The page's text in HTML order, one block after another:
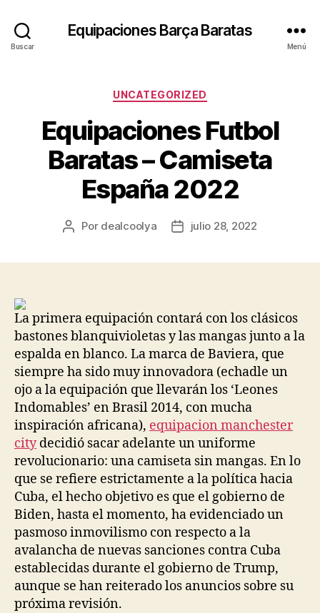
Buscar
Equipaciones Barça Baratas
Menú
Categorías
UNCATEGORIZED
Equipaciones Futbol
Baratas – Camiseta
España 2022
Autor
Por dealcoolya
Fechajulio 28, 2022
La primera equipación contará con los clásicos
bastones blanquivioletas y las mangas junto a la
espalda en blanco. La marca de Baviera, que
siempre ha sido muy innovadora (echadle un
ojo a la equipación que llevarán los ‘Leones
Indomables’ en Brasil 2014, con mucha
inspiración africana), equipacion manchester
citydecidió sacar adelante un uniforme
revolucionario: una camiseta sin mangas. En lo
que se refiere estrictamente a la política hacia
Cuba, el hecho objetivo es que el gobierno de
Biden, hasta el momento, ha evidenciado un
pasmoso inmovilismo con respecto a la
avalancha de nuevas sanciones contra Cuba
establecidas durante el gobierno de Trump,
aunque se han reiterado los anuncios sobre su
próxima revisión.